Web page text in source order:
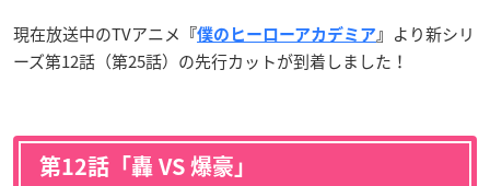
現在放送中のTVアニメ 『僕のヒーローアカデミア 』
より新シリ
ーズ第12話（第25話）の先行カットが到着しました！
第12話「轟 VS 爆豪」